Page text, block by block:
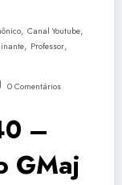
, Canal Youtube,
, Professor,
0 Comentários
–
GMaj